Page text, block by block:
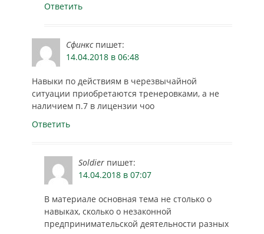
Ответить
Сфинкс пишет:
14.04.2018 в 06:48
Навыки по действиям в черезвычайной
ситуации приобретаются тренеровками, а не
наличием п.7 в лицензии чоо
Ответить
Soldier пишет:
14.04.2018 в 07:07
В материале основная тема не столько о
навыках, сколько о незаконной
предпринимательской деятельности разных